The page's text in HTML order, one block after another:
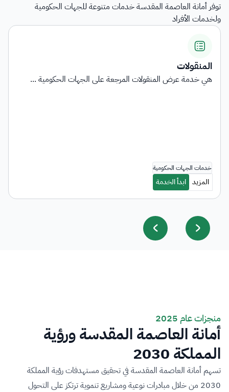
توفر أمانة العاصمة المقدسة خدمات متنوعة للجهات الحكومية
ولخدمات الأفراد
اشتراطات التأهيل وبيان الناقلي...
توفر الخدمة معلومات شاملة حول المتطلبات والاشتراطا...
منجزات عام 2025
أمانة العاصمة المقدسة ورؤية
المملكة 2030
تسهم أمانة العاصمة المقدسة في تحقيق مستهدفات رؤية المملكة
2030 من خلال مبادرات نوعية ومشاريع تنموية ترتكز على التحول